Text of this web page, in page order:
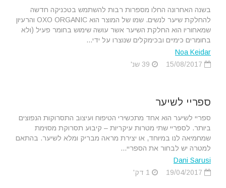
בשנה האחרונה החלו מספרות רבות להשתמש בטכניקה חדשה
להחלקת שיער לנשים. שמו של המוצר הוא OXO ORGANIC והרעיון
שמאחוריו הוא החלקת השיער אשר עושה שימוש בחומר פעיל (ולא
בחומרים כימיים ובכימקלים שנוצרו על ידי...
Noa Keidar
ספריי לשיער
ספריי לשיער הוא אחד מתכשירי הטיפוח ועיצוב התסרוקות הנפוצים
ביותר. לספריי שתי מטרות עיקריות – קיבוע תסרוקת מסוימת
שמחמיאה לנו במיוחד, או יצירת מראה מבריק ומלא לשיער. בהתאם
למטרה יש לבחור את הספריי...
Dani Sarusi